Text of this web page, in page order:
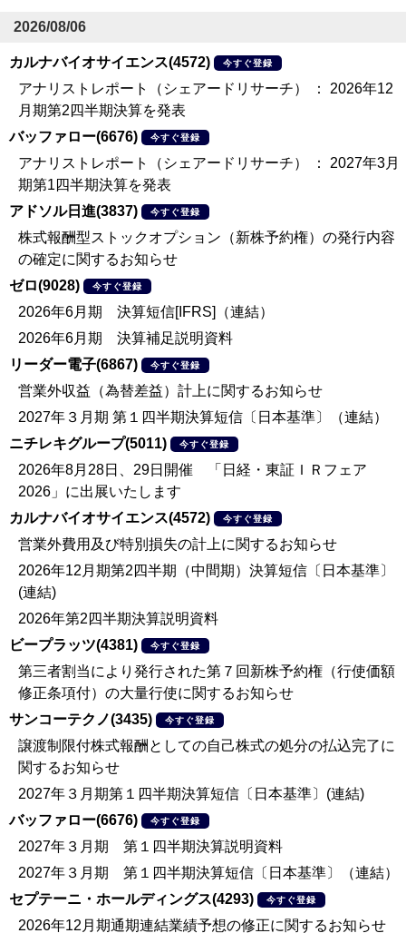
2026/08/06
カルナバイオサイエンス(4572) 今すぐ登録
アナリストレポート（シェアードリサーチ） ： 2026年12
月期第2四半期決算を発表
バッファロー(6676)
今すぐ登録
アナリストレポート（シェアードリサーチ） ： 2027年3月
期第1四半期決算を発表
アドソル日進(3837)
今すぐ登録
株式報酬型ストックオプション（新株予約権）の発行内容
の確定に関するお知らせ
ゼロ(9028)
今すぐ登録
2026年6月期 決算短信[IFRS]（連結）
2026年6月期 決算補足説明資料
リーダー電子(6867)
今すぐ登録
営業外収益（為替差益）計上に関するお知らせ
2027年３月期 第１四半期決算短信〔日本基準〕（連結）
ニチレキグループ(5011)
今すぐ登録
2026年8月28日、29日開催 「日経・東証ＩＲフェア
2026」に出展いたします
カルナバイオサイエンス(4572)
今すぐ登録
営業外費用及び特別損失の計上に関するお知らせ
2026年12月期第2四半期（中間期）決算短信〔日本基準〕
(連結)
2026年第2四半期決算説明資料
ビープラッツ(4381)
今すぐ登録
第三者割当により発行された第７回新株予約権（行使価額
修正条項付）の大量行使に関するお知らせ
サンコーテクノ(3435)
今すぐ登録
譲渡制限付株式報酬としての自己株式の処分の払込完了に
関するお知らせ
2027年３月期第１四半期決算短信〔日本基準〕(連結)
バッファロー(6676)
今すぐ登録
2027年３月期 第１四半期決算説明資料
2027年３月期 第１四半期決算短信〔日本基準〕（連結）
セプテーニ・ホールディングス(4293)
今すぐ登録
2026年12月期通期連結業績予想の修正に関するお知らせ